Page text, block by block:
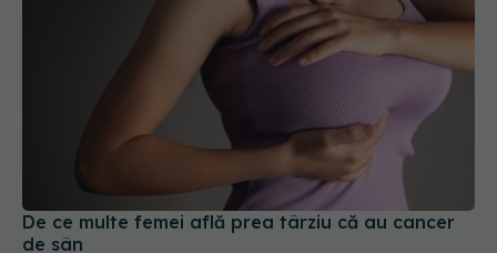
De ce multe femei află prea târziu că au cancer
de sân
04 aug 2026, 17:29